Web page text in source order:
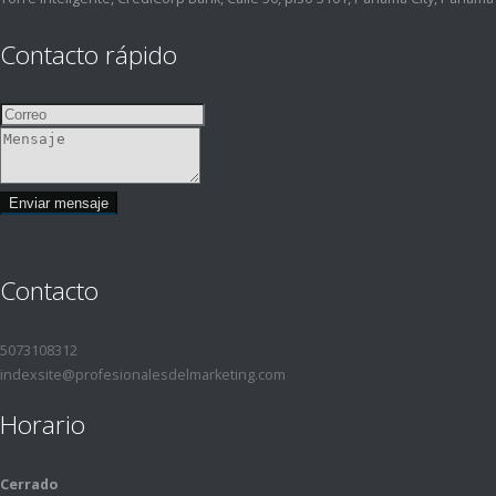
Contacto rápido
Contacto
5073108312
indexsite@profesionalesdelmarketing.com
Horario
Cerrado